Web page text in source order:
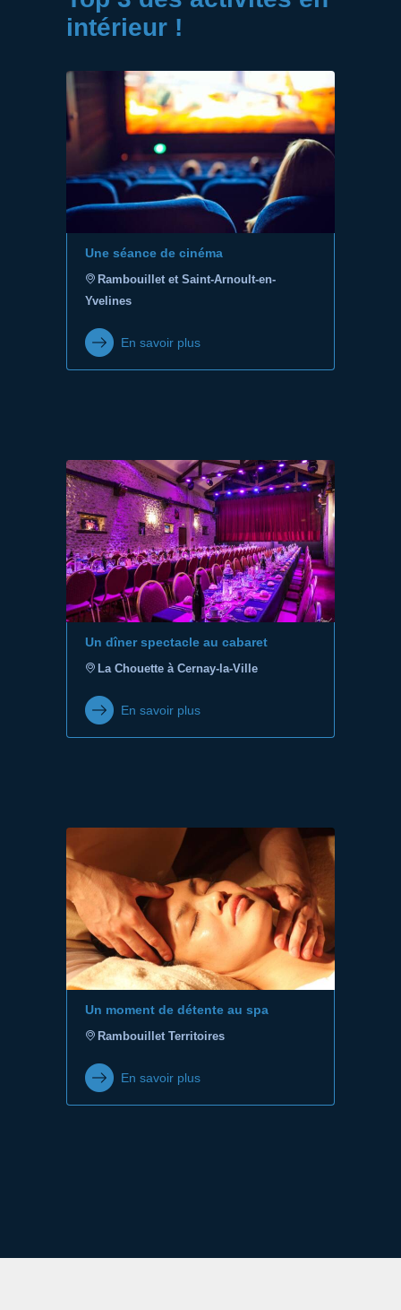
intérieur !
Une séance de cinéma
Rambouillet et Saint-Arnoult-en-
Yvelines
En savoir plus
Un dîner spectacle au cabaret
La Chouette à Cernay-la-Ville
En savoir plus
Un moment de détente au spa
Rambouillet Territoires
En savoir plus